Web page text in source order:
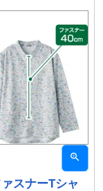
スナーTシャ